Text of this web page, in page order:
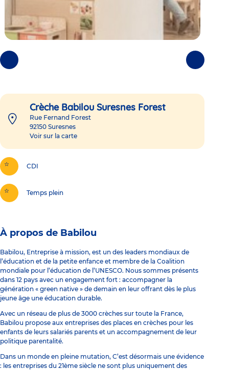
Photos
précédentes
Photos
suivantes
Crèche Babilou Suresnes Forest
Rue Fernand Forest
92150 Suresnes
Voir sur la carte
CDI
Temps plein
À propos de Babilou
Babilou, Entreprise à mission, est un des leaders mondiaux de
l’éducation et de la petite enfance et membre de la Coalition
mondiale pour l’éducation de l’UNESCO. Nous sommes présents
dans 12 pays avec un engagement fort : accompagner la
génération « green native » de demain en leur offrant dès le plus
jeune âge une éducation durable.
Avec un réseau de plus de 3000 crèches sur toute la France,
Babilou propose aux entreprises des places en crèches pour les
enfants de leurs salariés parents et un accompagnement de leur
politique parentalité.
Dans un monde en pleine mutation, C’est désormais une évidence
: les entreprises du 21ème siècle ne sont plus uniquement des